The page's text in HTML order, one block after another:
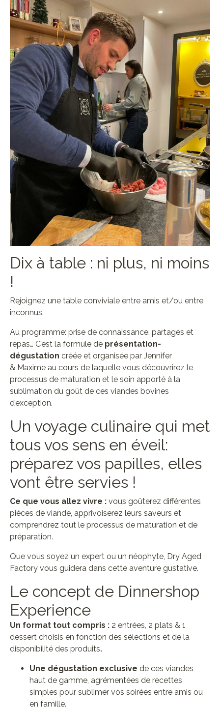
Dix à table : ni plus, ni moins
!
Rejoignez une table conviviale entre amis et/ou entre
inconnus.
Au programme: prise de connaissance, partages et
repas… C’est la formule de présentation-
dégustation créée et organisée par Jennifer
& Maxime au cours de laquelle vous découvrirez le
processus de maturation et le soin apporté à la
sublimation du goût de ces viandes bovines
d’exception.
Un voyage culinaire qui met
tous vos sens en éveil:
préparez vos papilles, elles
vont être servies !
Ce que vous allez vivre : vous goûterez différentes
pièces de viande, apprivoiserez leurs saveurs et
comprendrez tout le processus de maturation et de
préparation.
Que vous soyez un expert ou un néophyte, Dry Aged
Factory vous guidera dans cette aventure gustative.
Le concept de Dinnershop
Experience
Un format tout compris : 2 entrées, 2 plats & 1
dessert choisis en fonction des sélections et de la
disponibilité des produits.
Une dégustation exclusive de ces viandes
haut de gamme, agrémentées de recettes
simples pour sublimer vos soirées entre amis ou
en famille.